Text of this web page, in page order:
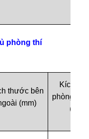
phòng thí
thước bên
(mm)
Kích
phòng
(